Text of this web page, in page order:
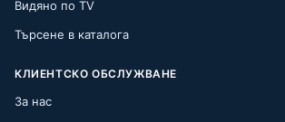
Видяно по TV
Търсене в каталога
КЛИЕНТСКО ОБСЛУЖВАНЕ
За нас